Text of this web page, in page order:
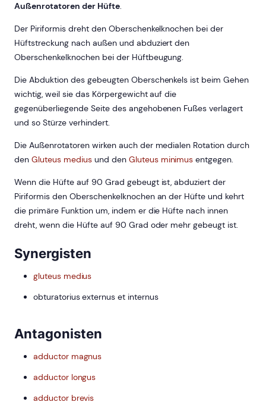
Außenrotatoren der Hüfte.
Der Piriformis dreht den Oberschenkelknochen bei der
Hüftstreckung nach außen und abduziert den
Oberschenkelknochen bei der Hüftbeugung.
Die Abduktion des gebeugten Oberschenkels ist beim Gehen
wichtig, weil sie das Körpergewicht auf die
gegenüberliegende Seite des angehobenen Fußes verlagert
und so Stürze verhindert.
Die Außenrotatoren wirken auch der medialen Rotation durch
den Gluteus mediusund den Gluteus minimus entgegen.
Wenn die Hüfte auf 90 Grad gebeugt ist, abduziert der
Piriformis den Oberschenkelknochen an der Hüfte und kehrt
die primäre Funktion um, indem er die Hüfte nach innen
dreht, wenn die Hüfte auf 90 Grad oder mehr gebeugt ist.
Synergisten
gluteus medius
obturatorius externus et internus
Antagonisten
adductor magnus
adductor longus
adductor brevis